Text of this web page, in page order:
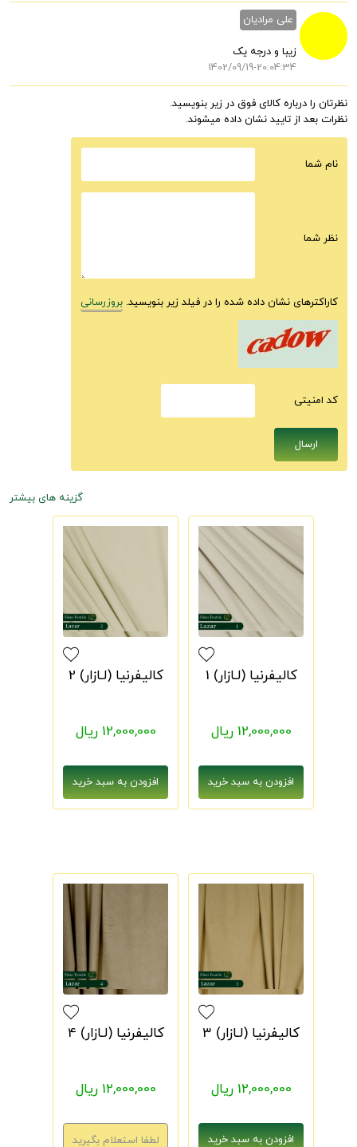
علی مرادیان
زیبا و درجه یک
1402/09/19-20:04:34
نظرتان را درباره کالای فوق در زیر بنویسید.
نظرات بعد از تایید نشان داده میشوند.
نام شما
نظر شما
کاراکترهای نشان داده شده را در فیلد زیر بنویسید. بروزرسانی
كد امنيتى
گزینه های بیشتر
کالیفرنیا (لـازار) 1
12,000,000 ریال
کالیفرنیا (لـازار) 2
12,000,000 ریال
کالیفرنیا (لـازار) 3
12,000,000 ریال
کالیفرنیا (لـازار) 4
12,000,000 ریال